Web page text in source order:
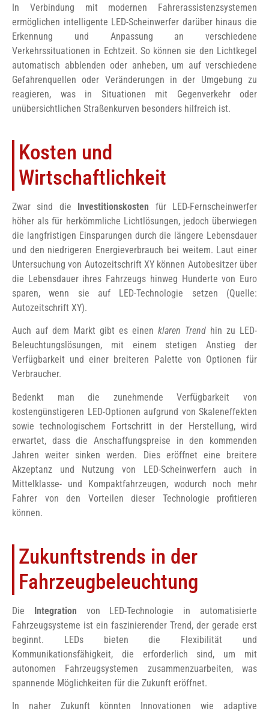
In Verbindung mit modernen Fahrerassistenzsystemen
ermöglichen intelligente LED-Scheinwerfer darüber hinaus die
Erkennung und Anpassung an verschiedene
Verkehrssituationen in Echtzeit. So können sie den Lichtkegel
automatisch abblenden oder anheben, um auf verschiedene
Gefahrenquellen oder Veränderungen in der Umgebung zu
reagieren, was in Situationen mit Gegenverkehr oder
unübersichtlichen Straßenkurven besonders hilfreich ist.
Kosten und
Wirtschaftlichkeit
Zwar sind die Investitionskosten für LED-Fernscheinwerfer
höher als für herkömmliche Lichtlösungen, jedoch überwiegen
die langfristigen Einsparungen durch die längere Lebensdauer
und den niedrigeren Energieverbrauch bei weitem. Laut einer
Untersuchung von Autozeitschrift XY können Autobesitzer über
die Lebensdauer ihres Fahrzeugs hinweg Hunderte von Euro
sparen, wenn sie auf LED-Technologie setzen (Quelle:
Autozeitschrift XY).
Auch auf dem Markt gibt es einen klaren Trend hin zu LED-
Beleuchtungslösungen, mit einem stetigen Anstieg der
Verfügbarkeit und einer breiteren Palette von Optionen für
Verbraucher.
Bedenkt man die zunehmende Verfügbarkeit von
kostengünstigeren LED-Optionen aufgrund von Skaleneffekten
sowie technologischem Fortschritt in der Herstellung, wird
erwartet, dass die Anschaffungspreise in den kommenden
Jahren weiter sinken werden. Dies eröffnet eine breitere
Akzeptanz und Nutzung von LED-Scheinwerfern auch in
Mittelklasse- und Kompaktfahrzeugen, wodurch noch mehr
Fahrer von den Vorteilen dieser Technologie profitieren
können.
Zukunftstrends in der
Fahrzeugbeleuchtung
Die Integration von LED-Technologie in automatisierte
Fahrzeugsysteme ist ein faszinierender Trend, der gerade erst
beginnt. LEDs bieten die Flexibilität und
Kommunikationsfähigkeit, die erforderlich sind, um mit
autonomen Fahrzeugsystemen zusammenzuarbeiten, was
spannende Möglichkeiten für die Zukunft eröffnet.
In naher Zukunft könnten Innovationen wie adaptive